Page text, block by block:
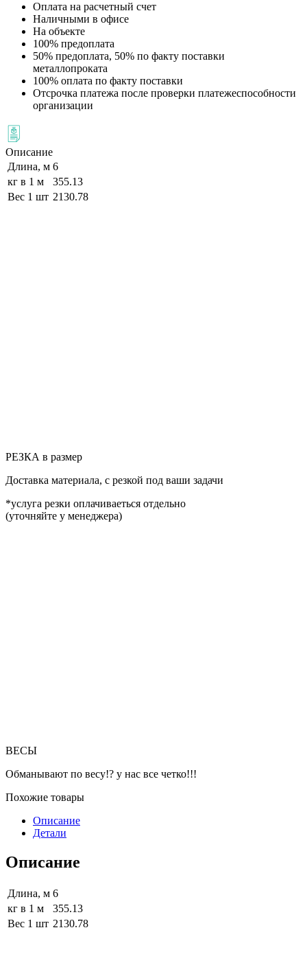
Оплата на расчетный счет
Наличными в офисе
На объекте
100% предоплата
50% предоплата, 50% по факту поставки
металлопроката
100% оплата по факту поставки
Отсрочка платежа после проверки платежеспособности
организации
Описание
Длина, м 6
кг в 1 м
355.13
Вес 1 шт 2130.78
РЕЗКА в размер
Доставка материала, с резкой под ваши задачи
*услуга резки оплачиваеться отдельно
(уточняйте у менеджера)
ВЕСЫ
Обманывают по весу!? у нас все четко!!!
Похожие товары
Описание
Детали
Описание
Длина, м 6
кг в 1 м
355.13
Вес 1 шт 2130.78